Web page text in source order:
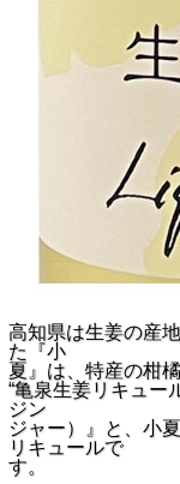
高知県は生姜の産
た『小
夏』は、特産の柑
“亀泉生姜リキュー
ジン
ジャー）』と、小
リキュールで
す。